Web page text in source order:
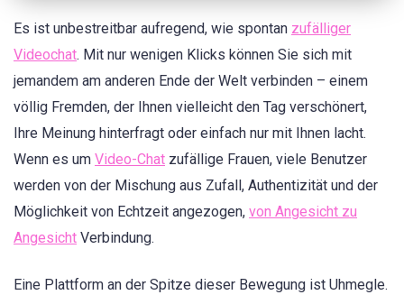
Es ist unbestreitbar aufregend, wie spontan zufälliger
Videochat. Mit nur wenigen Klicks können Sie sich mit
jemandem am anderen Ende der Welt verbinden – einem
völlig Fremden, der Ihnen vielleicht den Tag verschönert,
Ihre Meinung hinterfragt oder einfach nur mit Ihnen lacht.
Wenn es um Video-Chat zufällige Frauen, viele Benutzer
werden von der Mischung aus Zufall, Authentizität und der
Möglichkeit von Echtzeit angezogen, von Angesicht zu
Angesicht Verbindung.
Eine Plattform an der Spitze dieser Bewegung ist Uhmegle.